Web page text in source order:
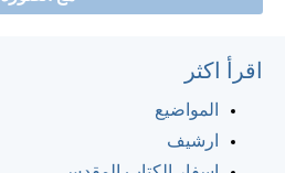
اقرأ اكثر
المواضيع
ارشيف